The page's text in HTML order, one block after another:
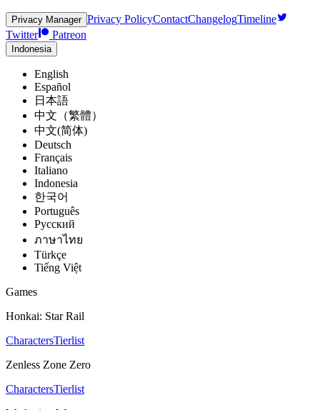
Privacy Manager Privacy PolicyContactChangelogTimeline
Twitter
Patreon
Indonesia
English
Español
日本語
中文（繁體）
中文(简体)
Deutsch
Français
Italiano
Indonesia
한국어
Português
Pусский
ภาษาไทย
Türkçe
Tiếng Việt
Games
Honkai: Star Rail
CharactersTierlist
Zenless Zone Zero
CharactersTierlist